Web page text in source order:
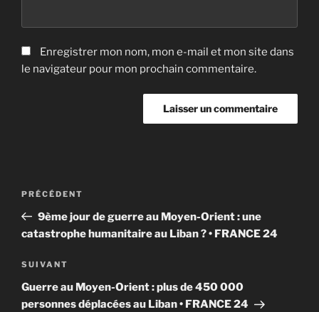
Enregistrer mon nom, mon e-mail et mon site dans
le navigateur pour mon prochain commentaire.
Navigation
l’article
Article
précédent
PRÉCÉDENT
9ème jour de guerre au Moyen-Orient : une
catastrophe humanitaire au Liban ? • FRANCE 24
Article
suivant
SUIVANT
Guerre au Moyen-Orient : plus de 450 000
personnes déplacées au Liban • FRANCE 24